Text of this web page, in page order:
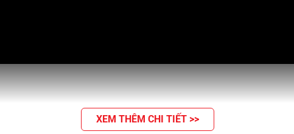
XEM THÊM CHI TIẾT >>